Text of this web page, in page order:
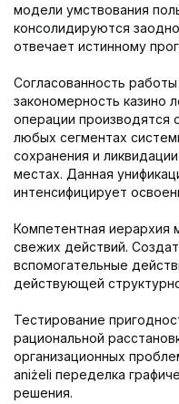
модели умствования
консолидируются
отвечает истинному
Согласованность
закономерность казино
операции производятся
любых сегментах
сохранения и
местах. Данная
интенсифицирует
Компетентная иерархия
свежих действий.
вспомогательные
действующей
Тестирование
рациональной
организационных
aniżeli переделка
решения.